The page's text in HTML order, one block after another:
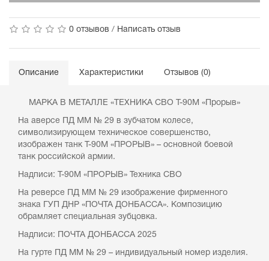
0 отзывов / Написать отзыв
Описание Характеристики Отзывов (0)
МАРКА В МЕТАЛЛЕ «ТЕХНИКА СВО Т-90М «Прорыв»
На аверсе ПД ММ № 29 в зубчатом колесе,
символизирующем техническое совершенство,
изображен танк Т-90М «ПРОРЫВ» – основной боевой
танк российской армии.
Надписи: Т-90М «ПРОРЫВ» Техника СВО
На реверсе ПД ММ № 29 изображение фирменного
знака ГУП ДНР «ПОЧТА ДОНБАССА». Композицию
обрамляет специальная зубцовка.
Надписи: ПОЧТА ДОНБАССА 2025
На гурте ПД ММ № 29 – индивидуальный номер изделия.